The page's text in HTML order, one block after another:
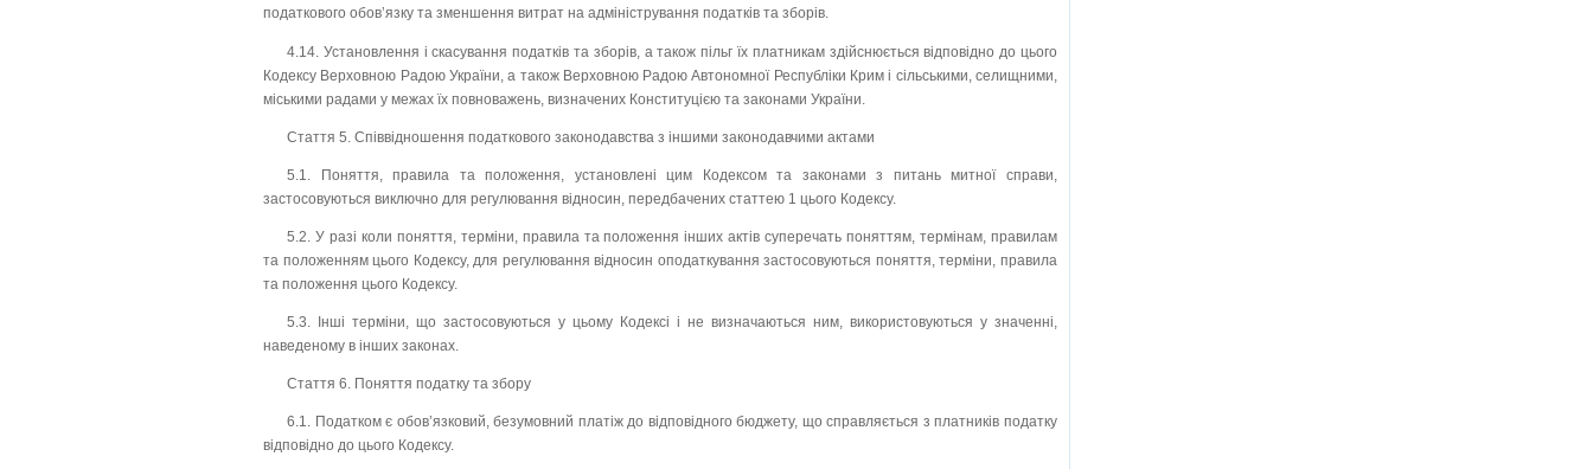
податкового обов’язку та зменшення витрат на адміністрування податків та зборів.
4.14. Установлення і скасування податків та зборів, а також пільг їх платникам здійснюється відповідно до цього
Кодексу Верховною Радою України, а також Верховною Радою Автономної Республіки Крим і сільськими, селищними,
міськими радами у межах їх повноважень, визначених Конституцією та законами України.
Стаття 5. Співвідношення податкового законодавства з іншими законодавчими актами
5.1. Поняття, правила та положення, установлені цим Кодексом та законами з питань митної справи,
застосовуються виключно для регулювання відносин, передбачених статтею 1 цього Кодексу.
5.2. У разі коли поняття, терміни, правила та положення інших актів суперечать поняттям, термінам, правилам
та положенням цього Кодексу, для регулювання відносин оподаткування застосовуються поняття, терміни, правила
та положення цього Кодексу.
5.3. Інші терміни, що застосовуються у цьому Кодексі і не визначаються ним, використовуються у значенні,
наведеному в інших законах.
Стаття 6. Поняття податку та збору
6.1. Податком є обов’язковий, безумовний платіж до відповідного бюджету, що справляється з платників податку
відповідно до цього Кодексу.